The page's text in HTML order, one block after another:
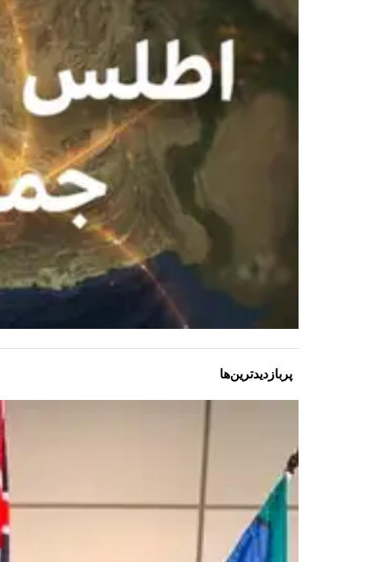
پربازدیدترین‌ها